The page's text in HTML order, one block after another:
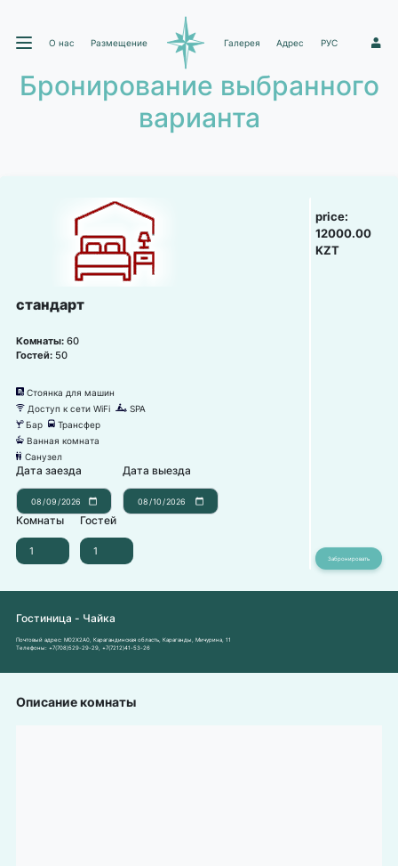
О нас Размещение Галерея Адрес РУС 1
Бронирование выбранного
варианта
стандарт
Комнаты: 60
Гостей: 50
냧 Стоянка для машин
뀄 Доступ к сети WiFi 녖 SPA
끝 Бар 눣 Трансфер
넸 Ванная комната
댃 Санузел
Дата заезда Дата выезда
Комнаты Гостей
price:
12000.00
KZT
Гостиница - Чайка
Почтовый адрес: M02X2A0, Карагандинская область, Караганды, Мичурина, 11
Телефоны: +7(708)529-29-29 +7(7212)41-53-26
Описание комнаты